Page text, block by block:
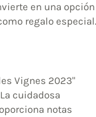
en una opción
regalo especial.
Vignes 2023"
cuidadosa
notas